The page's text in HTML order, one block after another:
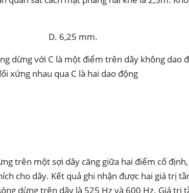
mm. D. 6,25 mm.
dừng với C là một điểm trên dây không dao
xứng nhau qua C là hai dao động
trên một sợi dây căng giữa hai điểm cố định,
cho dây. Kết quả ghi nhận được hai giá trị
dừng trên dây là 525 Hz và 600 Hz. Giá trị